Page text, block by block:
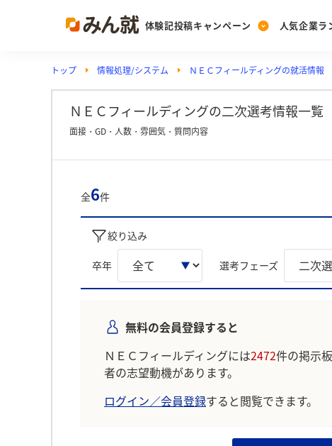
体験記投稿キャンペーン
Post
投稿する
人気企業ラ
Ranking
ランキングを見る
Vote
PickUp
注目の企業特集
トップ 情報処理/システム ＮＥＣフィールディングの就活情報
ＮＥＣフィールディングの二次選考情報一覧
面接・GD・人数・雰囲気・質問内容
全6件
絞り込み
卒年 選考フェーズ
無料の会員登録すると
ＮＥＣフィールディングには2472件の掲示
者の志望動機があります。
ログイン／会員登録すると閲覧できます。